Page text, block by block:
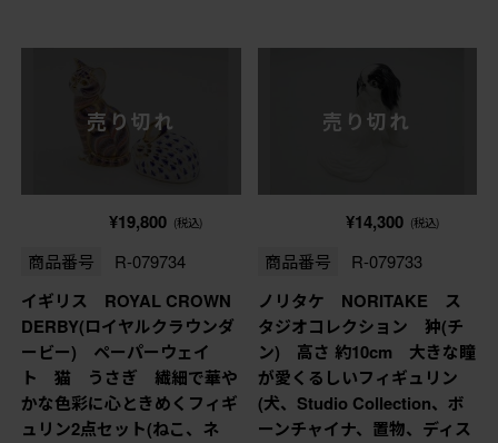
売り切れ
¥19,800 (税込)
商品番号 R-079734
イギリス ROYAL CROWN
DERBY(ロイヤルクラウンダ
ービー) ペーパーウェイ
ト 猫 うさぎ 繊細で華や
かな色彩に心ときめくフィギ
ュリン2点セット(ねこ、ネ
売り切れ
¥14,300 (税込)
商品番号 R-079733
ノリタケ NORITAKE ス
タジオコレクション 狆(チ
ン) 高さ 約10cm 大きな瞳
が愛くるしいフィギュリン
(犬、Studio Collection、ボ
ーンチャイナ、置物、ディス